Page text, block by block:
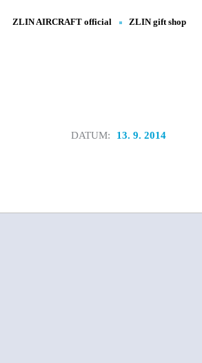
ZLIN AIRCRAFT official ZLIN gift shop
DATUM: 13. 9. 2014